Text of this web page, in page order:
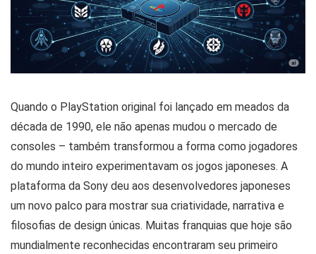
Quando o PlayStation original foi lançado em meados da
década de 1990, ele não apenas mudou o mercado de
consoles – também transformou a forma como jogadores
do mundo inteiro experimentavam os jogos japoneses. A
plataforma da Sony deu aos desenvolvedores japoneses
um novo palco para mostrar sua criatividade, narrativa e
filosofias de design únicas. Muitas franquias que hoje são
mundialmente reconhecidas encontraram seu primeiro